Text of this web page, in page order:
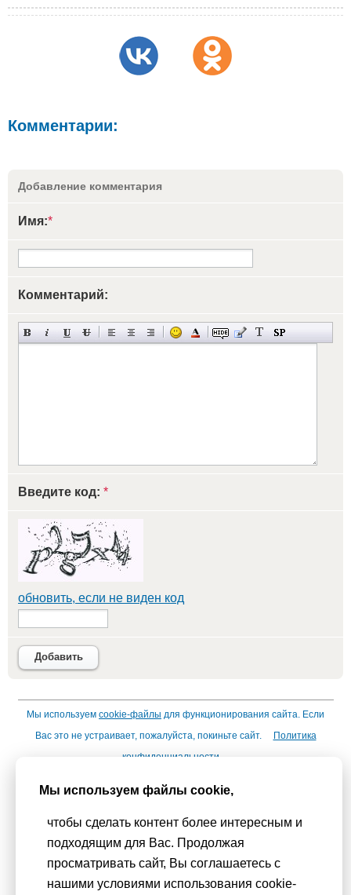
Комментарии:
Добавление комментария
Имя:*
Комментарий:
Введите код: *
обновить, если не виден код
Добавить
Мы используем cookie-файлы для функционирования сайта. Если
Вас это не устраивает, пожалуйста, покиньте сайт.
Политика
конфиденциальности
Сhudesenka.ru обязательна. © 2010 - 2026
Копирование мастер-классов без согласования с
администрацией сайта запрещено
Мы используем файлы cookie,
чтобы сделать контент более интересным и
подходящим для Вас. Продолжая
просматривать сайт, Вы соглашаетесь с
нашими условиями использования cookie-